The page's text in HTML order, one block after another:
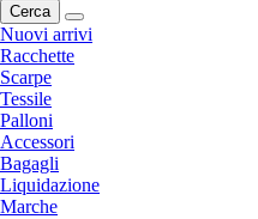
Cerca
Nuovi arrivi
Racchette
Scarpe
Tessile
Palloni
Accessori
Bagagli
Liquidazione
Marche